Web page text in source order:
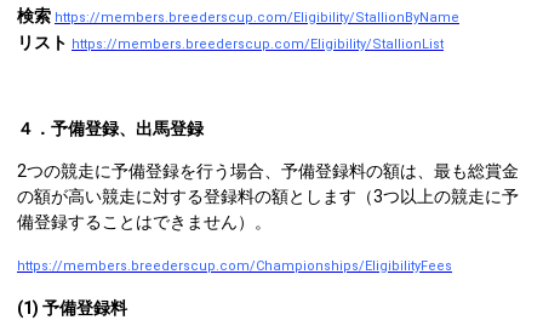
検索 https://members.breederscup.com/Eligibility/StallionByName
リスト https://members.breederscup.com/Eligibility/StallionList
４．予備登録、出馬登録
2つの競走に予備登録を行う場合、予備登録料の額は、最も総賞金
の額が高い競走に対する登録料の額とします（3つ以上の競走に予
備登録することはできません）。
https://members.breederscup.com/Championships/EligibilityFees
(1) 予備登録料